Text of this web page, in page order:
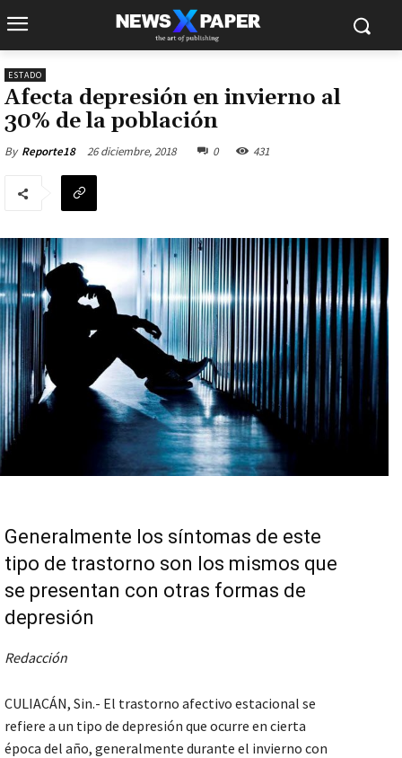
ESTADO
Afecta depresión en invierno al
30% de la población
By Reporte18 26 diciembre, 2018 0 431
Generalmente los síntomas de este
tipo de trastorno son los mismos que
se presentan con otras formas de
depresión
Redacción
CULIACÁN, Sin.- El trastorno afectivo estacional se
refiere a un tipo de depresión que ocurre en cierta
época del año, generalmente durante el invierno con